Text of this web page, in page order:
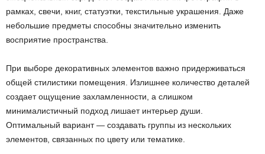
рамках, свечи, книг, статуэтки, текстильные украшения. Даже
небольшие предметы способны значительно изменить
восприятие пространства.
При выборе декоративных элементов важно придерживаться
общей стилистики помещения. Излишнее количество деталей
создает ощущение захламленности, а слишком
минималистичный подход лишает интерьер души.
Оптимальный вариант — создавать группы из нескольких
элементов, связанных по цвету или тематике.